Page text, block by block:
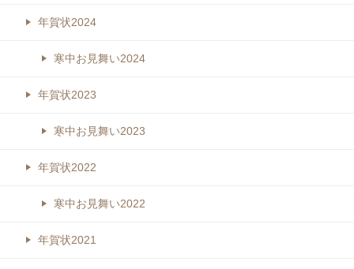
年賀状2024
寒中お見舞い2024
年賀状2023
寒中お見舞い2023
年賀状2022
寒中お見舞い2022
年賀状2021